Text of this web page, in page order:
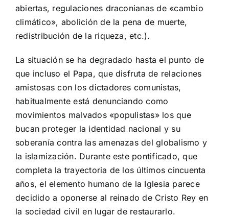
abiertas, regulaciones draconianas de «cambio
climático», abolición de la pena de muerte,
redistribución de la riqueza, etc.).
La situación se ha degradado hasta el punto de
que incluso el Papa, que disfruta de relaciones
amistosas con los dictadores comunistas,
habitualmente está denunciando como
movimientos malvados «populistas» los que
bucan proteger la identidad nacional y su
soberanía contra las amenazas del globalismo y
la islamización. Durante este pontificado, que
completa la trayectoria de los últimos cincuenta
años, el elemento humano de la Iglesia parece
decidido a oponerse al reinado de Cristo Rey en
la sociedad civil en lugar de restaurarlo.